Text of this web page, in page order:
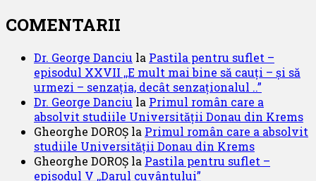
COMENTARII
Dr. George Danciu la Pastila pentru suflet –
episodul XXVII ,,E mult mai bine să cauți – și să
urmezi – senzația, decât senzaționalul ..”
Dr. George Danciu la Primul român care a
absolvit studiile Universității Donau din Krems
Gheorghe DOROȘ la Primul român care a absolvit
studiile Universității Donau din Krems
Gheorghe DOROȘ la Pastila pentru suflet –
episodul V ,,Darul cuvântului”